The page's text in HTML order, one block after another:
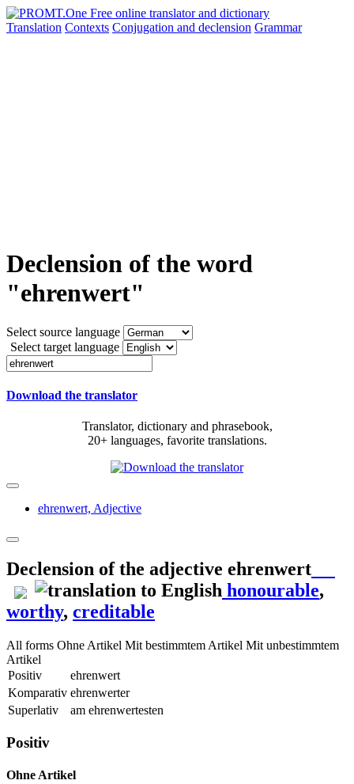
Translation Contexts Conjugation and declension Grammar
Declension of the word
"ehrenwert"
Select source language
Select target language
Download the translator
Translator, dictionary and phrasebook,
20+ languages, favorite translations.
ehrenwert, Adjective
Declension of the adjective ehrenwert
honourable,
worthy, creditable
All forms Ohne Artikel Mit bestimmtem Artikel Mit unbestimmtem
Artikel
Positiv
ehrenwert
Komparativ ehrenwerter
Superlativ
am ehrenwertesten
Positiv
Ohne Artikel